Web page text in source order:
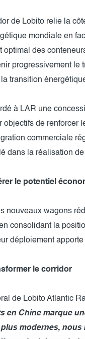
de Lobito relie la
mondiale en
des
progressivement
transition
à LAR une
de renforcer
commerciale
dans la réalisation
le potentiel
nouveaux wagons
consolidant la
déploiement
le corridor
de Lobito Atlantic
en Chine marque
modernes,